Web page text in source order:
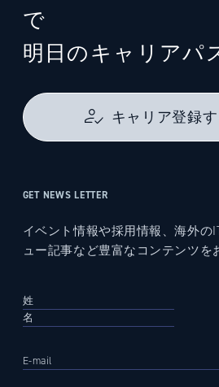
で
明日のキャリアパ
キャリア登録す
GET NEWS LETTER
イベント情報や採用情報、海外の
ュー記事など豊富なコンテンツを